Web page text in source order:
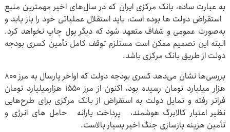
به عبارت ساده، بانک مرکزی ایران که در سال‌های اخیر مهمترین منبع
استقراض دولت ها بوده است، باید استقلال عملیاتی خود را باز یابد و
به‌صورت عمومی و شفاف متعهد شود که دیگر پول چاپ نخواهد کرد.
البته این تصمیم ممکن است مستلزم توقف کامل تأمین کسری بودجه
دولت از طریق بانک مرکزی باشد.
بررسی‌ها نشان می‌دهد کسری بودجه دولت که اواخر پارسال به مرز ۸۰۰
هزار میلیارد تومان رسیده بود، اکنون از مرز ۱۵۵۰ هزارمیلیارد تومان
فراتر رفته و تمایل دولت به استقراض از بانک مرکزی برای طرح‌هایی
نظیر اعتبار کالابرگ هوشمند، پرداخت یارانه حامل های انرژی و
تأمین هزینه بازسازی جنگ اخیر بسیار بالاست.